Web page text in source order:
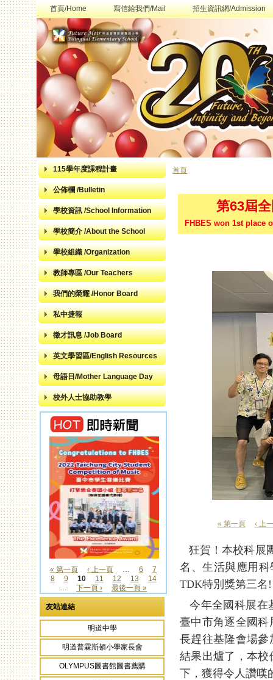
首頁/Home 寫信給我們/Mail 招生資訊網/Admission
115學年度課程計畫
公佈欄 /Bulletin
學校資訊 /School Information
學校簡介 /About the School
學校組織 /Organization
教師專區 /Our Teachers
我們的榮耀 /Honor Board
私中捷報
徵才訊息 /Job Board
英文學習區/English Resources
母語日/Mother Language Day
校外人士協助教學
頁面
« 第一頁 ‹ 上一頁 … 6
7
8
9 10 11 12 13
14
…
下一頁 › 最後一頁 »
友站連結
明道中學
明道普霖斯頓小學家長會
OLYMPUS圖書館圖書薦購
首頁
第63屆
FHBES won 1st place
頁面
« 第一頁 ‹ 上
狂賀！本校科展
名、生活與應用
TDK特別獎第三名!
今年全國科展在
臺中市角逐全國
長趕往基隆會場
結果出爐了，本
下，獲得令人讚嘆